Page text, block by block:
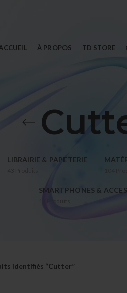
À PROPOS TD STORE
LIBRAIRIE & PAPETERIE
SMARTPHONES &
identifiés “Cutter”